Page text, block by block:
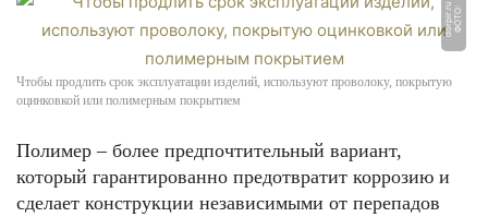
Ф
О
Т
О:
d
o
r
pi
r.
r
u
Чтобы продлить срок эксплуатации изделий, используют проволоку, покрытую
оцинковкой или полимерным покрытием
Полимер – более предпочтительный вариант,
который гарантированно предотвратит коррозию и
сделает конструкции независимыми от перепадов